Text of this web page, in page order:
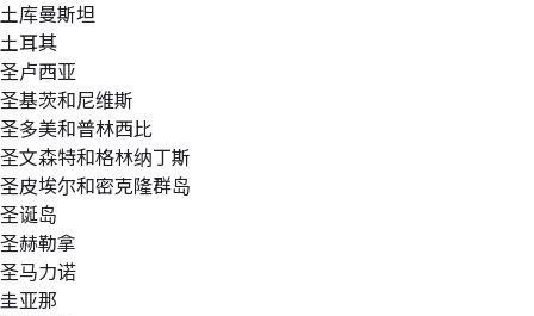
土库曼斯坦
土耳其
圣卢西亚
圣基茨和尼维斯
圣多美和普林西比
圣文森特和格林纳丁斯
圣皮埃尔和密克隆群岛
圣诞岛
圣赫勒拿
圣马力诺
圭亚那